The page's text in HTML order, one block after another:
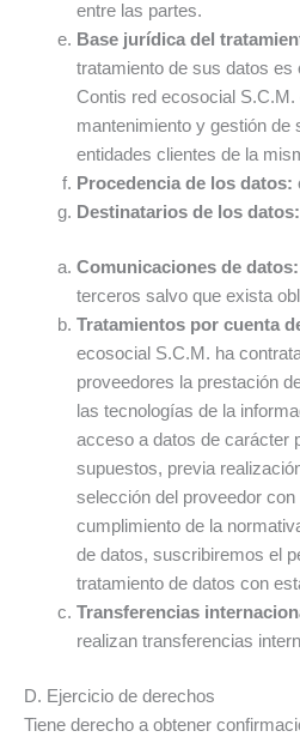
entre las partes.
Base jurídica del
tratamiento de sus datos es
Contis red ecosocial S.C.M.
mantenimiento y gestión de
entidades clientes de la
Procedencia de los datos:
Destinatarios de los datos:
Comunicaciones de datos:
terceros salvo que exista
Tratamientos por cuenta
ecosocial S.C.M. ha
proveedores la prestación
las tecnologías de la
acceso a datos de carácter
supuestos, previa
selección del proveedor
cumplimiento de la
de datos, suscribiremos el
tratamiento de datos con
Transferencias
realizan transferencias
D. Ejercicio de derechos
Tiene derecho a obtener